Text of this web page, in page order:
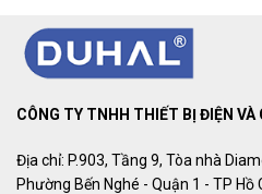
CÔNG TY TNHH THIẾT BỊ ĐIỆN VÀ
Địa chỉ: P.903, Tầng 9, Tòa nhà
Phường Bến Nghé - Quận 1 - TP Hồ